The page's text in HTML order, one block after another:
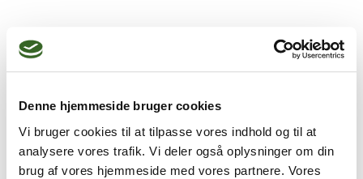
Denne hjemmeside bruger cookies
Vi bruger cookies til at tilpasse vores indhold og til at
analysere vores trafik. Vi deler også oplysninger om din
brug af vores hjemmeside med vores partnere. Vores
Læs mere om mig på min hjemmeside
www.astriddahl.dk og kontakt mig for en
er, og hvordan et forløb for dig kan se ud.